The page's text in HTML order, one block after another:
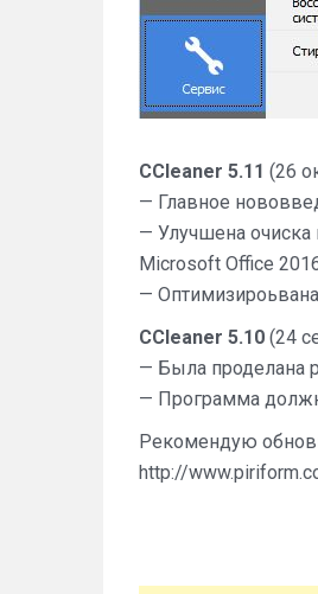
CCleaner 5.11 (26
— Главное
— Улучшена очиска
Microsoft Office
—
CCleaner 5.10 (24
— Была проделана
— Программа
Рекомендую
http://